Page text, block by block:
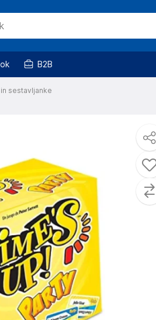
B2B
sestavljanke